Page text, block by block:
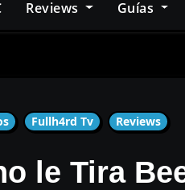
Reviews Guías
Fullh4rd Tv Reviews
le Tira